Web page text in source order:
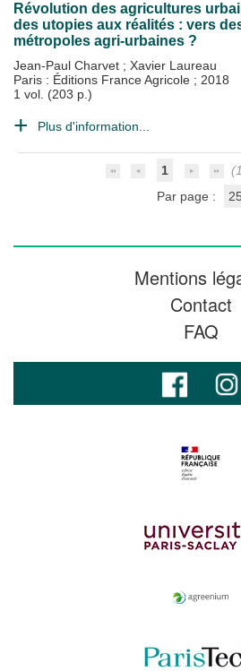
Révolution des agricultures
des utopies aux réalités : vers
métropoles agri-urbaines ?
Jean-Paul Charvet ; Xavier Laureau
Paris : Éditions France Agricole ; 2018
1 vol. (203 p.)
Plus d'information...
1
Par page :
25
Mentions
Contact
FAQ